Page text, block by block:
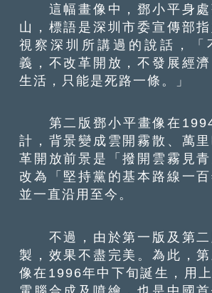
這幅畫像中，鄧小平身處
山，標語是深圳市委宣傳部
視察深圳所講過的說話，「
義，不改革開放，不發展經
生活，只能是死路一條。」
第二版鄧小平畫像在
計，背景變成雲開霧散、萬
革開放前景是「撥開雲霧見
改為「堅持黨的基本路線一百
並一直沿用至今。
不過，由於第一版及第二
製，效果不盡完美。為此，
像在1996年中下旬誕生，用